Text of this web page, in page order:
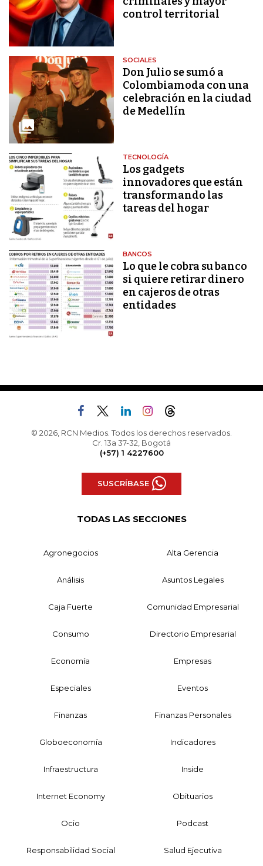
control territorial
SOCIALES
Don Julio se sumó a
Colombiamoda con una
celebración en la ciudad
de Medellín
TECNOLOGÍA
Los gadgets
innovadores que están
transformando las
tareas del hogar
BANCOS
Lo que le cobra su banco
si quiere retirar dinero
en cajeros de otras
entidades
© 2026, RCN Medios. Todos los derechos reservados.
Cr. 13a 37-32, Bogotá
(+57) 1 4227600
SUSCRÍBASE
TODAS LAS SECCIONES
Agronegocios Alta Gerencia
Análisis Asuntos Legales
Caja Fuerte Comunidad Empresarial
Consumo Directorio Empresarial
Economía Empresas
Especiales Eventos
Finanzas Finanzas Personales
Globoeconomía Indicadores
Infraestructura Inside
Internet Economy Obituarios
Ocio Podcast
Responsabilidad Social Salud Ejecutiva